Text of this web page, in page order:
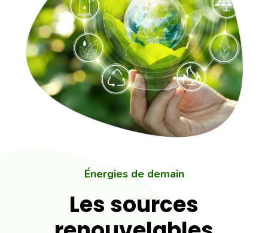
Énergies de demain
Les sources